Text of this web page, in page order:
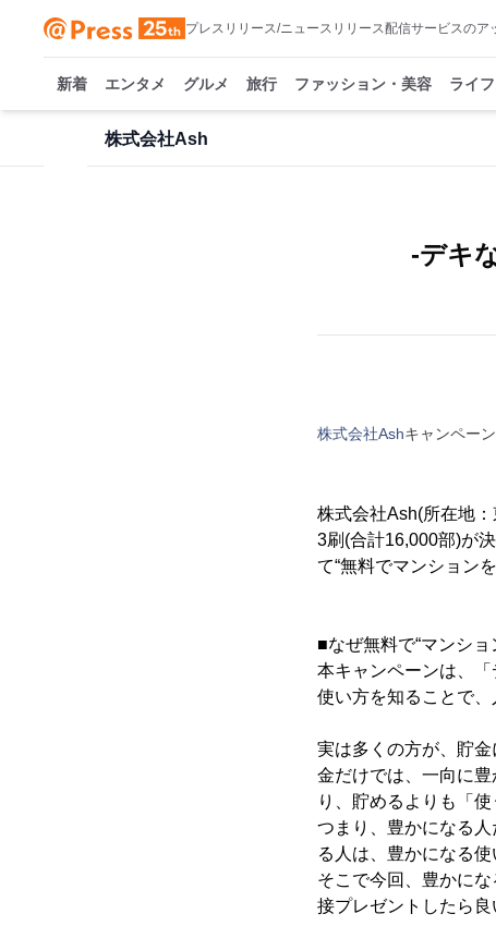
プレスリリース/ニュースリリース配信サービスのア
新着 エンタメ グルメ 旅行 ファッション・美容 ライ
株式会社Ash
-デキ
株式会社Ashキャンペーン
株式会社Ash(所在地
3刷(合計16,000部)が
て“無料でマンション
■なぜ無料で“マンショ
本キャンペーンは、
使い方を知ることで、
実は多くの方が、貯
金だけでは、一向に
り、貯めるよりも「
つまり、豊かになる
る人は、豊かになる使
そこで今回、豊かに
接プレゼントしたら良